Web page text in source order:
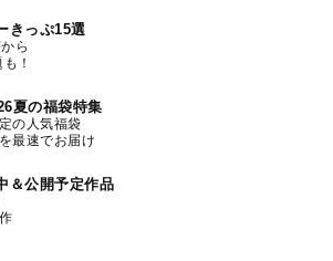
きっぷ15選
ら
！
夏の福袋特集
の人気福袋
最速でお届け
＆公開予定作品